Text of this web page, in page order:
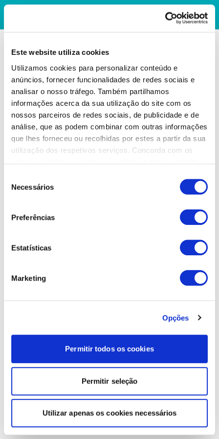
Este website utiliza cookies
Utilizamos cookies para personalizar conteúdo e
anúncios, fornecer funcionalidades de redes sociais e
analisar o nosso tráfego. Também partilhamos
informações acerca da sua utilização do site com os
nossos parceiros de redes sociais, de publicidade e de
análise, que as podem combinar com outras informações
que lhes forneceu ou recolhidas por estes a partir da sua
utilização dos respetivos serviços. Concorda com os
Necessários
Preferências
Estatísticas
Marketing
Opções
Permitir todos os cookies
Permitir seleção
Utilizar apenas os cookies necessários